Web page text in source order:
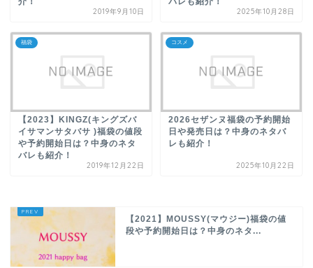
2019年9月10日 2025年10月28日
福袋
【2023】KINGZ(キングズバ
イサマンサタバサ )福袋の値段
や予約開始日は？中身のネタ
バレも紹介！
2019年12月22日
コスメ
2026セザンヌ福袋の予約開始
日や発売日は？中身のネタバ
レも紹介！
2025年10月22日
【2021】MOUSSY(マウジー)福袋の値
段や予約開始日は？中身のネタ...